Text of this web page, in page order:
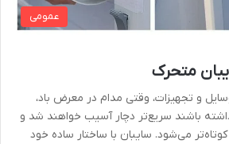
عمومی
متحرک
و تجهیزات، وقتی مدام در معرض باد،
داشته باشند سریع‌تر دچار آسیب خواهند شد و
می‌شود. سایبان با ساختار ساده خود